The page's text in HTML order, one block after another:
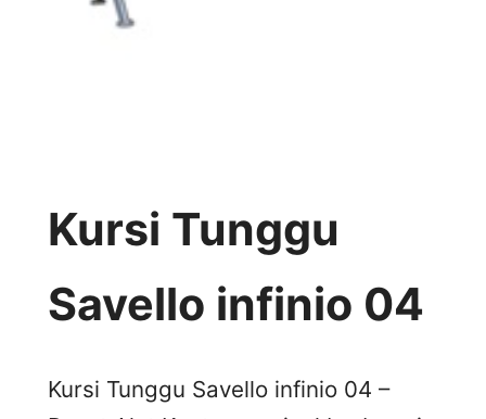
Kursi Tunggu
Savello infinio 04
Kursi Tunggu Savello infinio 04 –